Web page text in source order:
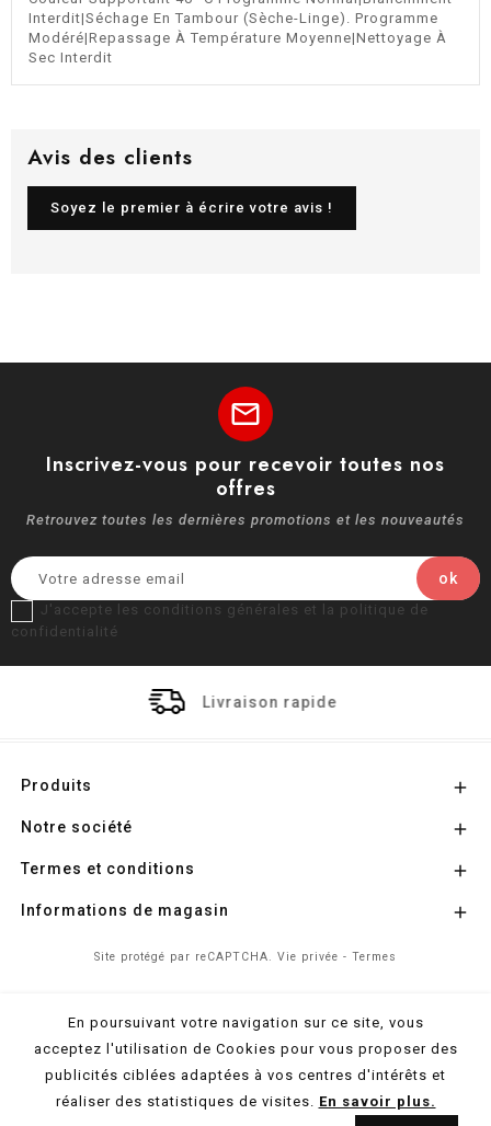
Interdit|Séchage En Tambour (Sèche-Linge). Programme
Modéré|Repassage À Température Moyenne|Nettoyage À
Sec Interdit
Avis des clients
Soyez le premier à écrire votre avis !
mail
Inscrivez-vous pour recevoir toutes nos
offres
Retrouvez toutes les dernières promotions et les nouveautés
J'accepte les conditions générales et la politique de
confidentialité
Livraison rapide
Produits 
Notre société 
Termes et conditions 
Informations de magasin 
Site protégé par reCAPTCHA. Vie privée - Termes
© 2026 - Propulsé parl'Agence Colibri
En poursuivant votre navigation sur ce site, vous
acceptez l'utilisation de Cookies pour vous proposer des
publicités ciblées adaptées à vos centres d'intérêts et
réaliser des statistiques de visites. En savoir plus.